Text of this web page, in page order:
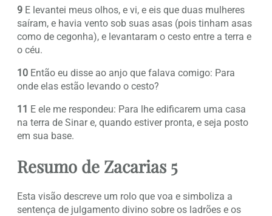
9 E levantei meus olhos, e vi, e eis que duas mulheres
saíram, e havia vento sob suas asas (pois tinham asas
como de cegonha), e levantaram o cesto entre a terra e
o céu.
10 Então eu disse ao anjo que falava comigo: Para
onde elas estão levando o cesto?
11 E ele me respondeu: Para lhe edificarem uma casa
na terra de Sinar e, quando estiver pronta, e seja posto
em sua base.
Resumo de Zacarias 5
Esta visão descreve um rolo que voa e simboliza a
sentença de julgamento divino sobre os ladrões e os